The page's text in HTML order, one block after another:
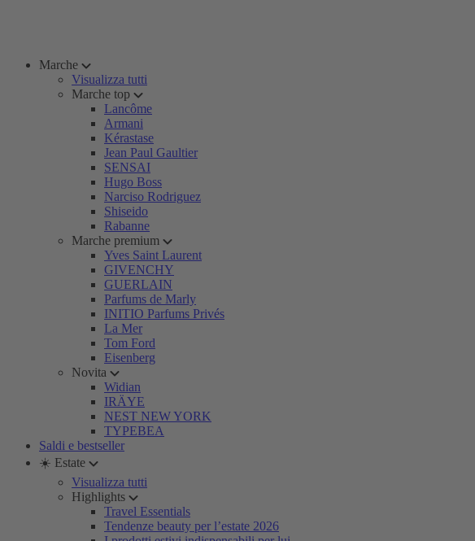
Marche
Visualizza tutti
Marche top
Lancôme
Armani
Kérastase
Jean Paul Gaultier
SENSAI
Hugo Boss
Narciso Rodriguez
Shiseido
Rabanne
Marche premium
Yves Saint Laurent
GIVENCHY
GUERLAIN
Parfums de Marly
INITIO Parfums Privés
La Mer
Tom Ford
Eisenberg
Novita
Widian
IRÄYE
NEST NEW YORK
TYPEBEA
Saldi e bestseller
☀️ Estate
Visualizza tutti
Highlights
Travel Essentials
Tendenze beauty per l’estate 2026